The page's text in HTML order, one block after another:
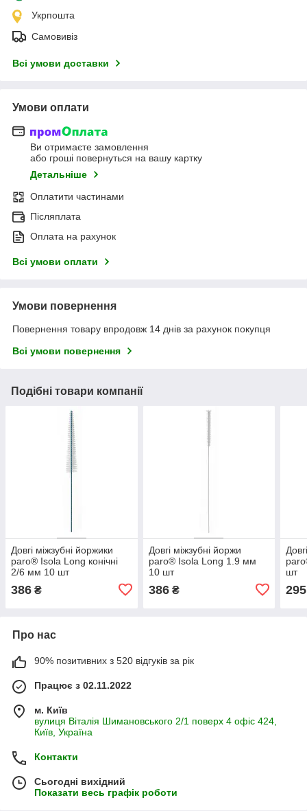
Укрпошта
Самовивіз
Всі умови доставки
Умови оплати
Ви отримаєте замовлення
або гроші повернуться на вашу картку
Детальніше
Оплатити частинами
Післяплата
Оплата на рахунок
Всі умови оплати
Умови повернення
Повернення товару впродовж 14 днів за рахунок покупця
Всі умови повернення
Подібні товари компанії
Довгі міжзубні йоржики
paro® Isola Long конічні
2/6 мм 10 шт
386 ₴
Довгі міжзубні йоржи
paro® Isola Long 1.9 мм
10 шт
386₴
шт
295
Про нас
90% позитивних з 520 відгуків за рік
Працює з 02.11.2022
м. Київ
вулиця Віталія Шимановського 2/1 поверх 4 офіс 424,
Київ, Україна
Контакти
Сьогодні вихідний
Показати весь графік роботи